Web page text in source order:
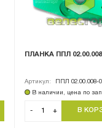
ПЛАНКА ППЛ
Артикул:
ППЛ 02.00.008-
В наличии, цена по
- +